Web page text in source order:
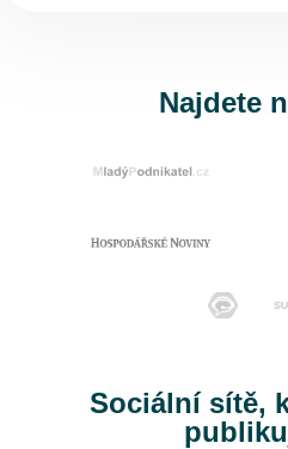
Najdete
Sociální sítě,